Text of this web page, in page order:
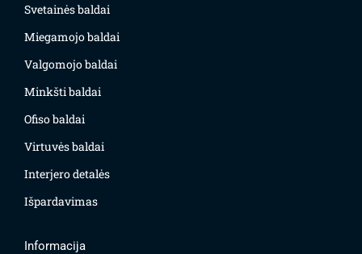
Svetainės baldai
Miegamojo baldai
Valgomojo baldai
Minkšti baldai
Ofiso baldai
Virtuvės baldai
Interjero detalės
Išpardavimas
Informacija